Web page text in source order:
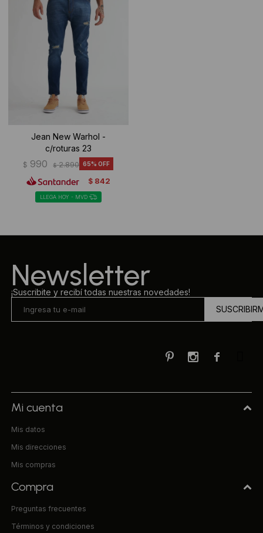
Jean New Warhol -
c/roturas 23
$ 990 $ 2.890 65
$ 842
LLEGA HOY - MVD
Newsletter
¡Suscribite y recibí todas nuestras novedades!

 
Mi cuenta
Mis datos
Mis direcciones
Mis compras
Compra
Preguntas frecuentes
Términos y condiciones